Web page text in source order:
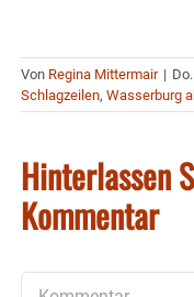
Von Regina Mittermair |
Schlagzeilen, Wasserburg
Hinterlassen
Kommentar